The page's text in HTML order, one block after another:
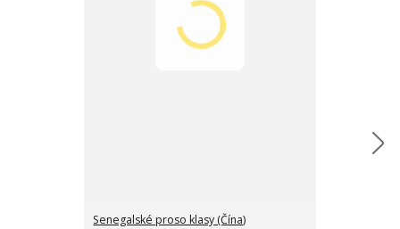
Senegalské proso klasy (Čína)